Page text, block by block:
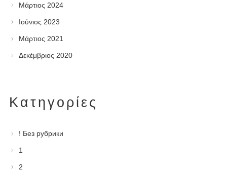
Μάρτιος 2024
Ιούνιος 2023
Μάρτιος 2021
Δεκέμβριος 2020
Kατηγορίες
! Без рубрики
1
2